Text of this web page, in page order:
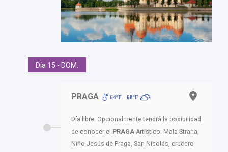
Día 15 - DOM.
PRAGA 64ºF - 68ºF
Día libre. Opcionalmente tendrá la posibilidad
de conocer el PRAGA Artístico: Mala Strana,
Niño Jesús de Praga, San Nicolás, crucero